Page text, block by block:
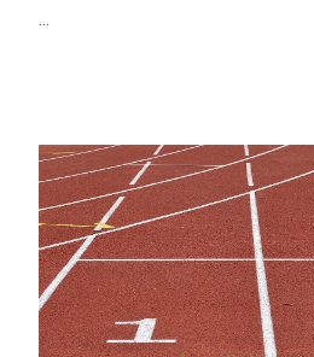
...